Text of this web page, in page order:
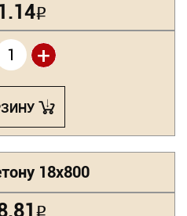
Р
+
18х800